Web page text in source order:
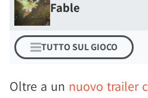
Fable
TUTTO SUL GIOCO
Oltre a un nuovo trailer